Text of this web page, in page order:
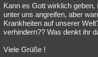
Spiritualität
Natur Umfragen
Philosophie
Kann es Gott wirklich
unter uns angreifen, aber
Krankheiten auf unserer
verhindern?? Was denkt ihr
Viele Grüße !